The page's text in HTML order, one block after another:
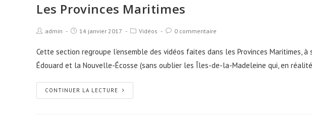
Les Provinces Maritimes
admin 14 janvier 2017 Vidéos 0 commentaire
Cette section regroupe l’ensemble des vidéos faites dans les Provinces Maritimes,
Édouard et la Nouvelle-Écosse (sans oublier les Îles-de-la-Madeleine qui, en
CONTINUER LA LECTURE